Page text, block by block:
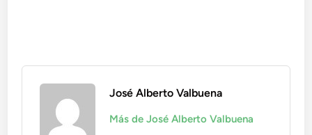
José Alberto Valbuena
Más de José Alberto Valbuena